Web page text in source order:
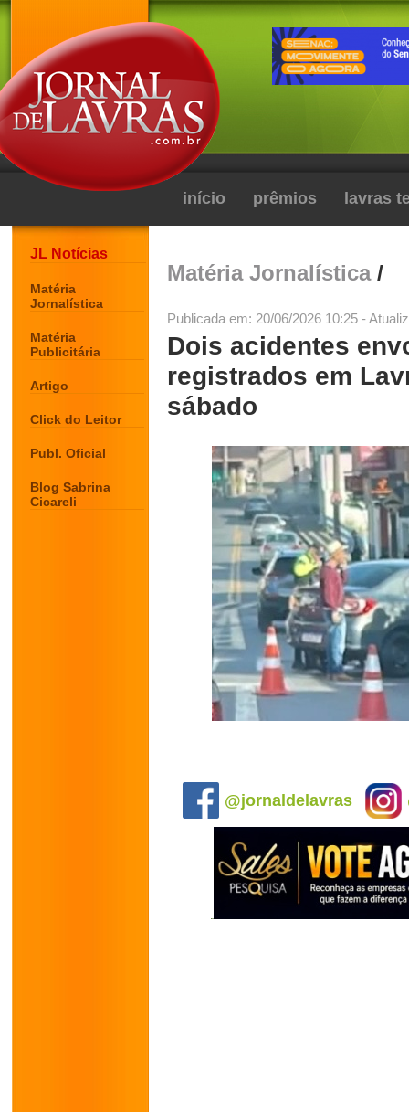
início prêmios lavras
JL Notícias
Matéria
Jornalística
Matéria
Publicitária
Artigo
Click do Leitor
Publ. Oficial
Blog Sabrina
Cicareli
Matéria Jornalística/
Publicada em: 20/06/2026 10:25 -
Dois acidentes
registrados em
sábado
@jornaldelavras